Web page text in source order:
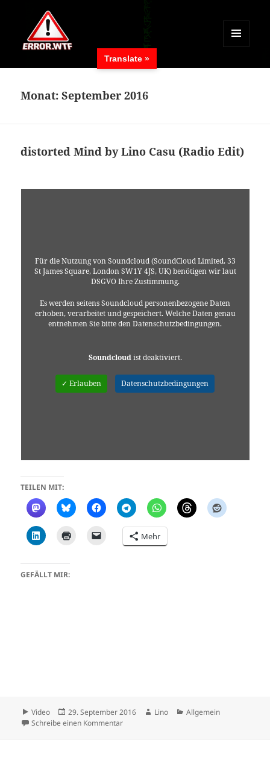
MENÜ
WIDGETS
Monat:September 2016
distorted Mind by Lino Casu (Radio Edit)
Für die Nutzung von Soundcloud (SoundCloud Limited, 33
St James Square, London SW1Y 4JS, UK) benötigen wir laut
DSGVO Ihre Zustimmung.
Es werden seitens Soundcloud personenbezogene Daten
erhoben, verarbeitet und gespeichert. Welche Daten genau
entnehmen Sie bitte den Datenschutzbedingungen.
Soundcloudist deaktiviert.
✓ Erlauben Datenschutzbedingungen
TEILEN MIT:
Mehr
GEFÄLLT MIR:
Format
Video
Veröffentlicht
am
29. September 2016 Autor
Lino Kategorien
Allgemein
Schreibe einen Kommentarzu distorted Mind by Lino Casu (Radio Edit)
Translate »